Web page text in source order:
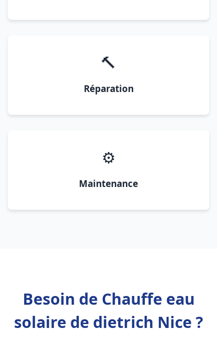
🔨
Réparation
⚙️
Maintenance
Besoin de Chauffe eau
solaire de dietrich Nice ?